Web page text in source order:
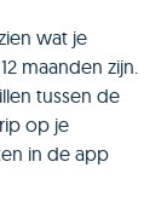
wat je
maanden zijn.
tussen de
op je
in de app